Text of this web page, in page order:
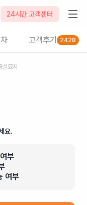
24시간 고객센터
고객후기 2428
설묘지
요.
부
여부